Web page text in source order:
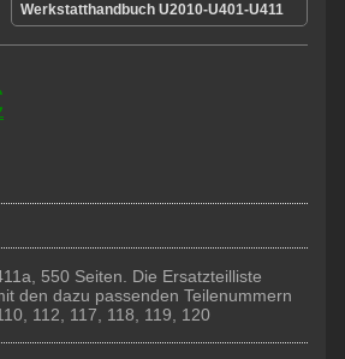
Werkstatthandbuch U2010-U401-U411
550 Seiten. Die Ersatzteilliste
den dazu passenden Teilenummern
112, 117, 118, 119, 120